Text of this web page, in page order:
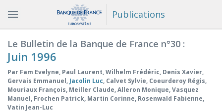
Publications
Le Bulletin de la Banque de France n°30 :
Juin 1996
Par Fam Evelyne, Paul Laurent,Wilhelm Frédéric, Denis Xavier,
Gervais Emmanuel, Jacolin Luc, Calvet Sylvie, Coeurderoy Régis,
Mouriaux François, Meiller Claude,Alleron Monique,Vasquez
Manuel, Frochen Patrick, Martin Corinne, Rosenwald Fabienne,
Vatin Jean-Luc